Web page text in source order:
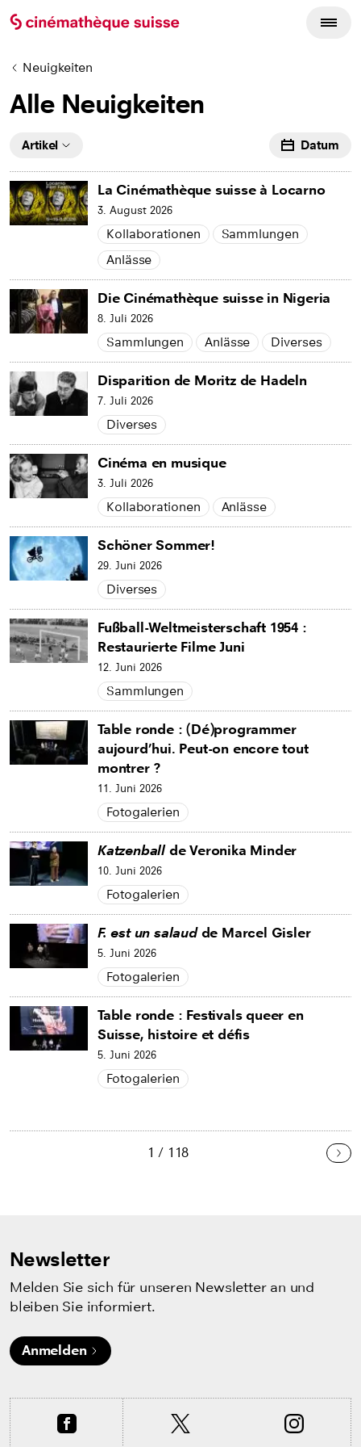
Neuigkeiten
Alle Neuigkeiten
Artikel Datum
La Cinémathèque suisse à Locarno
3. August 2026
Kollaborationen
Sammlungen
Anlässe
Die Cinémathèque suisse in Nigeria
8. Juli 2026
Sammlungen Anlässe Diverses
Disparition de Moritz de Hadeln
7. Juli 2026
Diverses
Cinéma en musique
3. Juli 2026
Kollaborationen Anlässe
Schöner Sommer!
29. Juni 2026
Diverses
Fußball-Weltmeisterschaft 1954 :
Restaurierte Filme Juni
12. Juni 2026
Sammlungen
Table ronde : (Dé)programmer
aujourd’hui. Peut-on encore tout
montrer ?
11. Juni 2026
Fotogalerien
Katzenballde Veronika Minder
10. Juni 2026
Fotogalerien
F. est un salaudde Marcel Gisler
5. Juni 2026
Fotogalerien
Table ronde : Festivals queer en
Suisse, histoire et défis
5. Juni 2026
Fotogalerien
1 / 118
Newsletter
Melden Sie sich für unseren Newsletter an und
bleiben Sie informiert.
Anmelden